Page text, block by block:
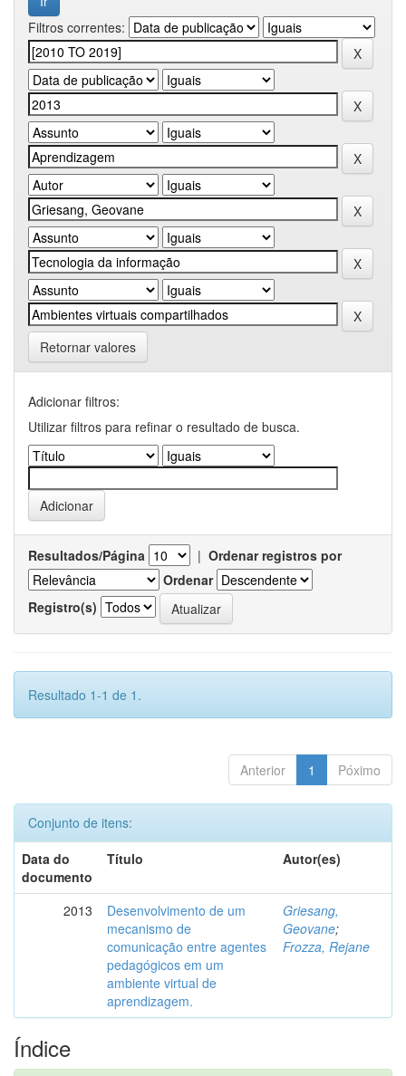
Filtros correntes:
Retornar valores
Adicionar filtros:
Utilizar filtros para refinar o resultado de busca.
Resultados/Página | Ordenar registros por
Ordenar
Registro(s)
Resultado 1-1 de 1.
Anterior 1 Póximo
Conjunto de itens:
Data do
documento
Título Autor(es)
2013
Desenvolvimento de um
mecanismo de
comunicação entre agentes
pedagógicos em um
ambiente virtual de
aprendizagem.
Griesang,
Geovane;
Frozza, Rejane
Índice